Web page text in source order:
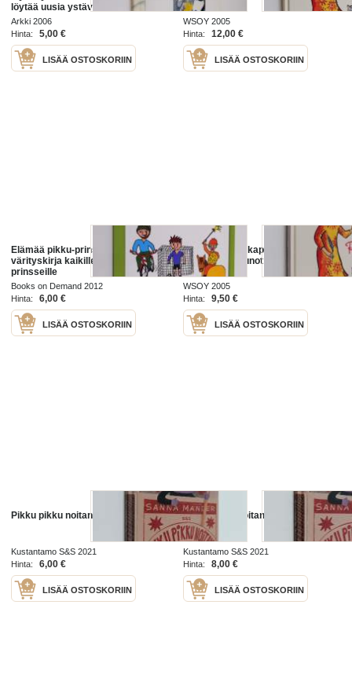
löytää uusia ystäviä
Arkki 2006
Hinta:
5,00 €
LISÄÄ OSTOSKORIIN
WSOY 2005
Hinta:
12,00 €
LISÄÄ OSTOSKORIIN
Elämää pikku-prinssinä : runo-
värityskirja kaikille pikku-
prinsseille
Books on Demand 2012
Hinta:
6,00 €
LISÄÄ OSTOSKORIIN
Pikku Akan taikapäivä : Pikku
Akan kootut runot ja laulut
WSOY 2005
Hinta:
9,50 €
LISÄÄ OSTOSKORIIN
Pikku pikku noitani
Kustantamo S&S 2021
Hinta:
6,00 €
LISÄÄ OSTOSKORIIN
Pikku pikku noitani
Kustantamo S&S 2021
Hinta:
8,00 €
LISÄÄ OSTOSKORIIN